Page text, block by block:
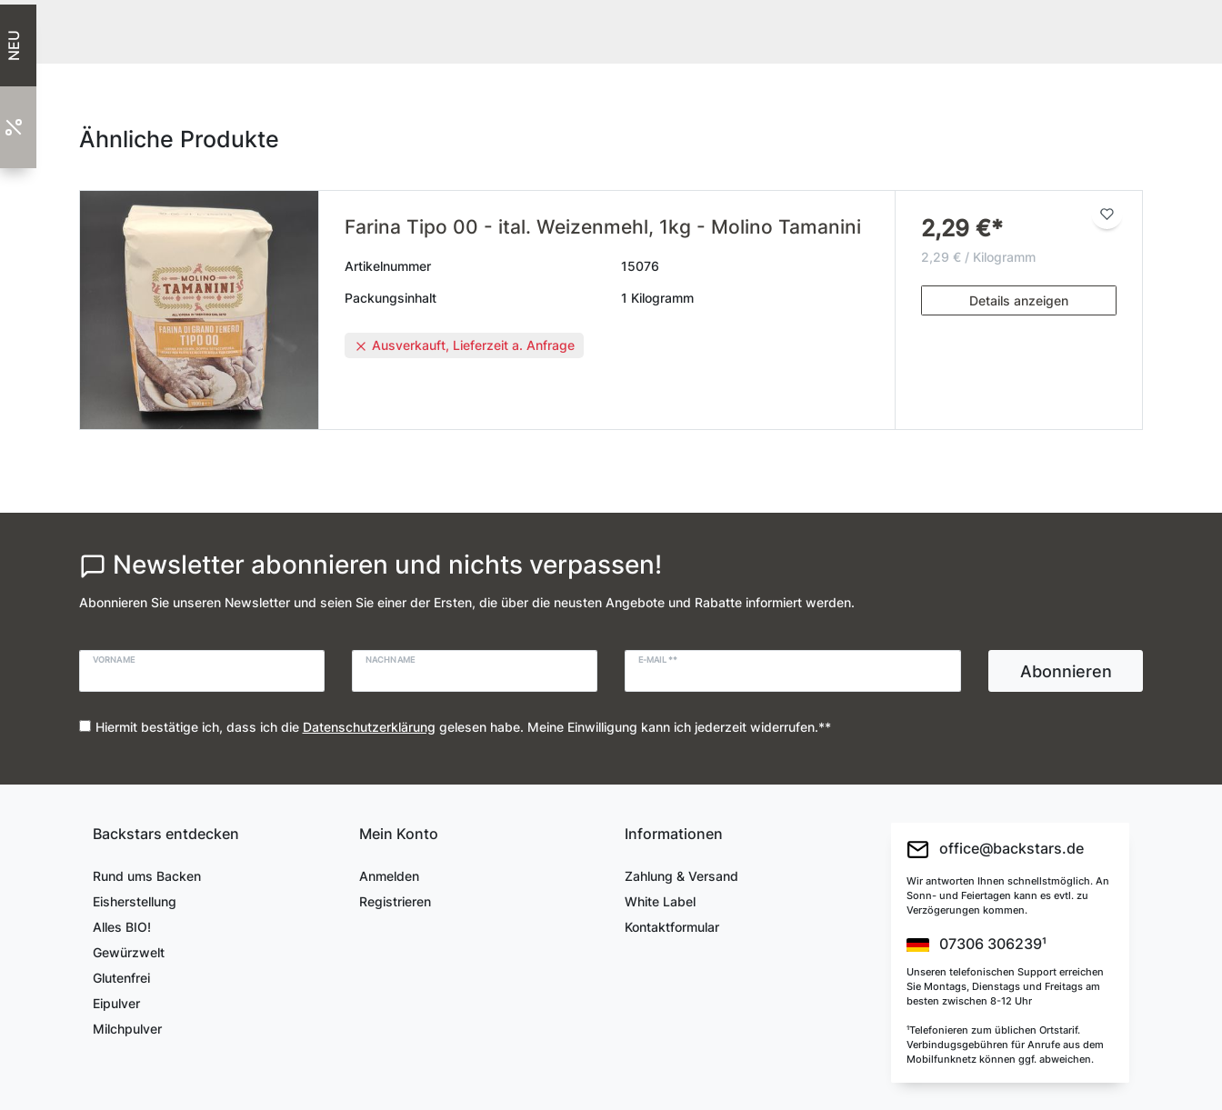
Ähnliche Produkte
Farina Tipo 00 - ital. Weizenmehl, 1kg - Molino Tamanini
Artikelnummer 15076
Packungsinhalt 1 Kilogramm
Ausverkauft, Lieferzeit a. Anfrage
2,29 €*
2,29 € / Kilogramm
Details anzeigen
Newsletter abonnieren und nichts verpassen!
Abonnieren Sie unseren Newsletter und seien Sie einer der Ersten, die über die neusten Angebote und Rabatte informiert werden.
VORNAME NACHNAME E-MAIL **
Abonnieren
Hiermit bestätige ich, dass ich die Daten­schutz­erklärung gelesen habe. Meine Einwilligung kann ich jederzeit widerrufen.**
Backstars entdecken
Rund ums Backen
Eisherstellung
Alles BIO!
Gewürzwelt
Glutenfrei
Eipulver
Milchpulver
Mein Konto
Anmelden
Registrieren
Informationen
Zahlung & Versand
White Label
Kontaktformular
office@backstars.de
Wir antworten Ihnen schnellstmöglich. An
Sonn- und Feiertagen kann es evtl. zu
Verzögerungen kommen.
07306 306239¹
Unseren telefonischen Support erreichen
Sie Montags, Dienstags und Freitags am
besten zwischen 8-12 Uhr
¹Telefonieren zum üblichen Ortstarif.
Verbindugsgebühren für Anrufe aus dem
Mobilfunknetz können ggf. abweichen.
NEU